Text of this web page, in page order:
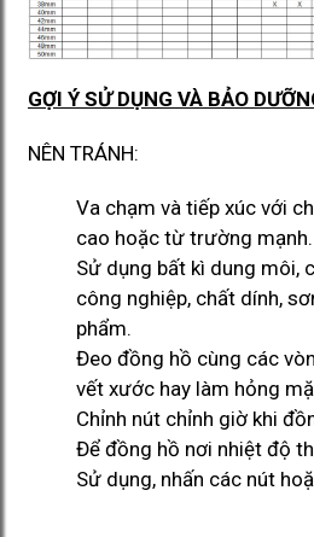
GỢI Ý SỬ DỤNG VÀ BẢO
NÊN TRÁNH:
Va chạm và tiếp xúc với
cao hoặc từ trường mạnh.
Sử dụng bất kì dung môi,
công nghiệp, chất dính,
phẩm.
Đeo đồng hồ cùng các
vết xước hay làm hỏng
Chỉnh nút chỉnh giờ khi
Để đồng hồ nơi nhiệt độ
Sử dụng, nhấn các nút